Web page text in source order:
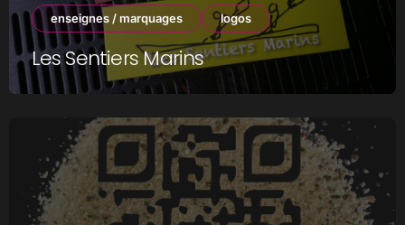
enseignes / marquages logos
Les Sentiers Marins